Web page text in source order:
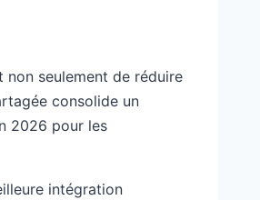
seulement de réduire
consolide un
2026 pour les
intégration